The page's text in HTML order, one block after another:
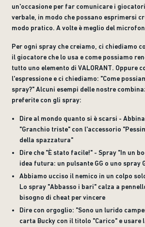
un'occasione per far comunicare i
verbale, in modo che possano esprimersi
modo pratico. A volte è meglio del
Per ogni spray che creiamo, ci chiediamo
il giocatore che lo usa e come possiamo
tutto uno elemento di VALORANT. Oppure
l'espressione e ci chiediamo: "Come
spray?" Alcuni esempi delle nostre
preferite con gli spray:
Dire al mondo quanto si è scarsi -
"Granchio triste" con l'accessorio
della spazzatura"
Dire che "È stato facile!" - Spray "In un
idea futura: un pulsante GG o uno spray
Abbiamo ucciso il nemico in un colpo
Lo spray "Abbasso i bari" calza a
bisogno di cheat per vincere
Dire con orgoglio: "Sono un lurido
carta Bucky con il titolo "Carico" e usare